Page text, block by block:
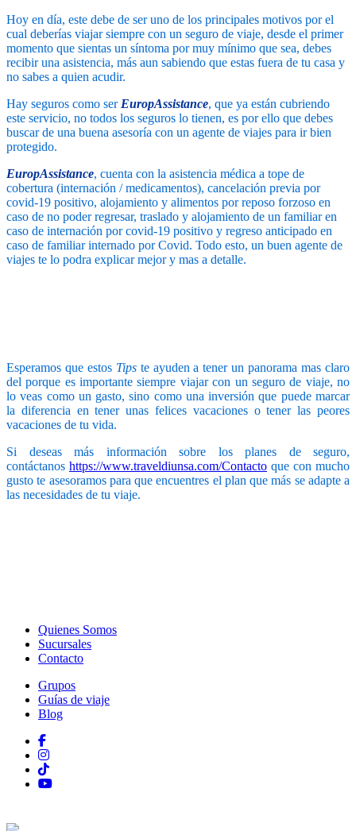
Hoy en día, este debe de ser uno de los principales motivos por el
cual deberías viajar siempre con un seguro de viaje, desde el primer
momento que sientas un síntoma por muy mínimo que sea, debes
recibir una asistencia, más aun sabiendo que estas fuera de tu casa y
no sabes a quien acudir.
Hay seguros como ser EuropAssistance, que ya están cubriendo
este servicio, no todos los seguros lo tienen, es por ello que debes
buscar de una buena asesoría con un agente de viajes para ir bien
protegido.
EuropAssistance, cuenta con la asistencia médica a tope de
cobertura (internación / medicamentos), cancelación previa por
covid-19 positivo, alojamiento y alimentos por reposo forzoso en
caso de no poder regresar, traslado y alojamiento de un familiar en
caso de internación por covid-19 positivo y regreso anticipado en
caso de familiar internado por Covid. Todo esto, un buen agente de
viajes te lo podra explicar mejor y mas a detalle.
Esperamos que estos Tipste ayuden a tener un panorama mas claro
del porque es importante siempre viajar con un seguro de viaje, no
lo veas como un gasto, sino como una inversión que puede marcar
la diferencia en tener unas felices vacaciones o tener las peores
vacaciones de tu vida.
Si deseas más información sobre los planes de seguro,
contáctanos https://www.traveldiunsa.com/Contacto que con mucho
gusto te asesoramos para que encuentres el plan que más se adapte a
las necesidades de tu viaje.
Quienes Somos
Sucursales
Contacto
Grupos
Guías de viaje
Blog